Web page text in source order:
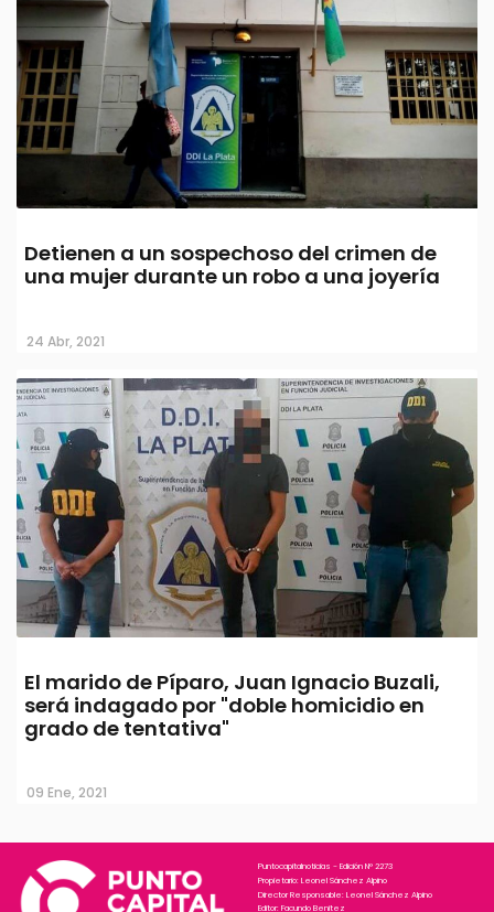
Detienen a un sospechoso del crimen de
una mujer durante un robo a una joyería
24 Abr, 2021
El marido de Píparo, Juan Ignacio Buzali,
será indagado por "doble homicidio en
grado de tentativa"
09 Ene, 2021
Puntocapitalnoticias - Edición N° 2273
Propietario: Leonel Sánchez Alpino
Director Responsable: Leonel Sánchez Alpino
Editor: Facundo Benitez